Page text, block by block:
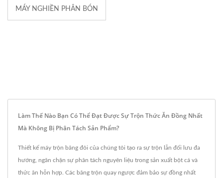
MÁY NGHIỀN PHÂN BÓN
Làm Thế Nào Bạn Có Thể Đạt Được Sự Trộn Thức Ăn Đồng Nhất
Mà Không Bị Phân Tách Sản Phẩm?
Thiết kế máy trộn băng đôi của chúng tôi tạo ra sự trộn lẫn đối lưu đa
hướng, ngăn chặn sự phân tách nguyên liệu trong sản xuất bột cá và
thức ăn hỗn hợp. Các băng trộn quay ngược đảm bảo sự đồng nhất